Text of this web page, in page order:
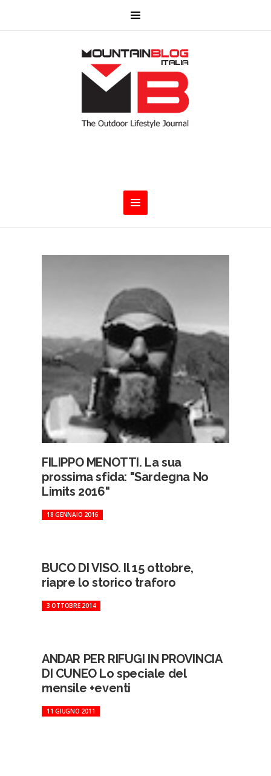
FILIPPO MENOTTI. La sua
prossima sfida: "Sardegna No
Limits 2016"
18 GENNAIO 2016
BUCO DI VISO. Il 15 ottobre,
riapre lo storico traforo
3 OTTOBRE 2014
ANDAR PER RIFUGI IN PROVINCIA
DI CUNEO Lo speciale del
mensile +eventi
11 GIUGNO 2011